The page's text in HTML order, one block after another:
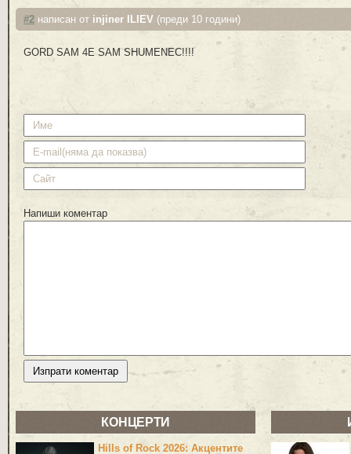
#2 написан от injiner ILIEV (преди 10 години)
GORD SAM 4E SAM SHUMENEC!!!!
Напиши коментар
КОНЦЕРТИ
Hills of Rock 2026: Акцентите